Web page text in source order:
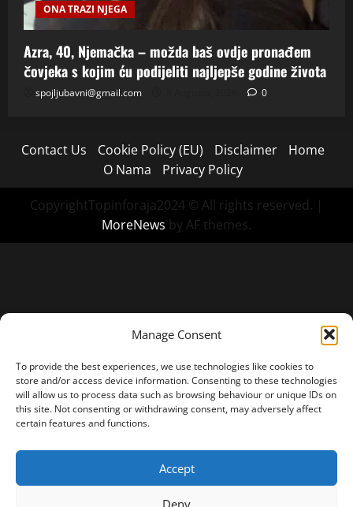
Manage Consent
To provide the best experiences, we use technologies like cookies to
store and/or access device information. Consenting to these technologies
will allow us to process data such as browsing behaviour or unique IDs on
this site. Not consenting or withdrawing consent, may adversely affect
certain features and functions.
Accept
Deny
ONA TRAZI NJEGA
Azra, 40, Njemačka – možda baš ovdje pronađem
čovjeka s kojim ću podijeliti najljepše godine života
spojljubavni@gmail.com 0
Contact Us Cookie Policy (EU) Disclaimer
Home
O Nama
Privacy Policy
CopyrightTopinforaja2024 © All rights reserved. |
MoreNews by AF themes.